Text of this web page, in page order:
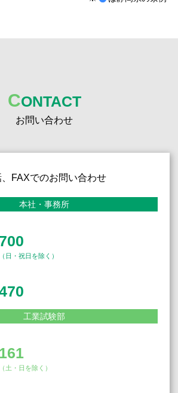
CONTACT
お問い合わせ
、FAXでのお問い合わせ
本社・事務所
・祝日を除く）
工業試験部
・日を除く）